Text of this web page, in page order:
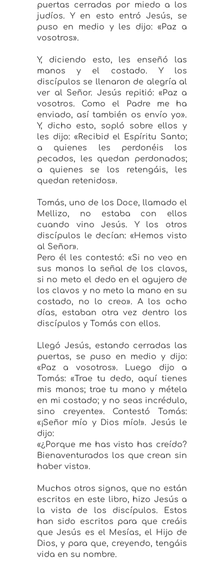
puertas cerradas por miedo a los
judíos. Y en esto entró Jesús, se
puso en medio y les dijo:«Paz a
vosotros».
Y, diciendo esto, les enseñó las
manos y el costado. Y los
discípulos se llenaron de alegría al
ver al Señor. Jesús repitió: «Paz a
vosotros. Como el Padre me ha
enviado, así también os envío yo».
Y, dicho esto, sopló sobre ellos y
les dijo: «Recibid el Espíritu Santo;
a quienes les perdonéis los
pecados, les quedan perdonados;
a quienes se los retengáis, les
quedan retenidos».
Tomás, uno de los Doce, llamado el
Mellizo, no estaba con ellos
cuando vino Jesús. Y los otros
discípulos le decían: «Hemos visto
al Señor».
Pero él les contestó: «Si no veo en
sus manos la señal de los clavos,
si no meto el dedo en el agujero de
los clavos y no meto la mano en su
costado, no lo creo».
A los ocho
días, estaban otra vez dentro los
discípulos y Tomás con ellos.
Llegó Jesús, estando cerradas las
puertas, se puso en medio y dijo:
«Paz a vosotros».
Luego dijo a
Tomás: «Trae tu dedo, aquí tienes
mis manos; trae tu mano y métela
en mi costado; y no seas incrédulo,
sino creyente».
Contestó Tomás:
«¡Señor mío y Dios mío!». Jesús le
dijo:
«¿Porque me has visto has creído?
Bienaventurados los que crean sin
haber visto».
Muchos otros signos, que no están
escritos en este libro, hizo Jesús a
la vista de los discípulos. Estos
han sido escritos para que creáis
que Jesús es el Mesías, el Hijo de
Dios, y para que, creyendo, tengáis
vida en su nombre.